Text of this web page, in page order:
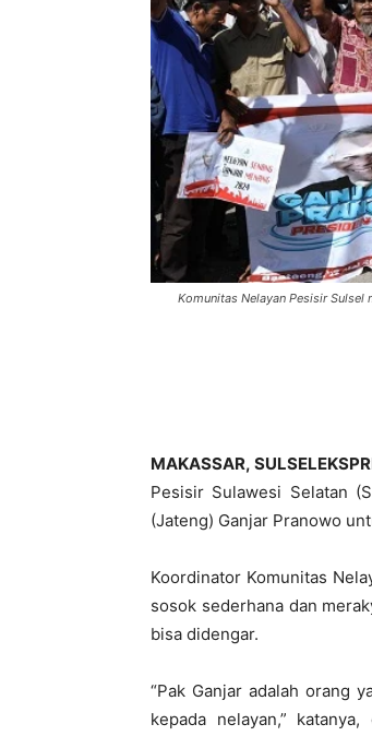
Komunitas Nelayan Pesisir
MAKASSAR,
Pesisir Sulawesi Selatan
(Jateng) Ganjar Pranowo
Koordinator Komunitas
sosok sederhana dan
bisa didengar.
“Pak Ganjar adalah orang
kepada nelayan,”